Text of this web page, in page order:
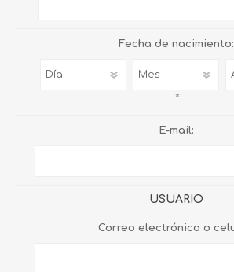
Fecha de nacimiento:
*
E-mail:
USUARIO
Correo electrónico o